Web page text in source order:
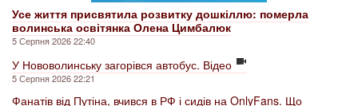
Усе життя присвятила розвитку дошкіллю: померла
волинська освітянка Олена Цимбалюк
5 Серпня 2026 22:40
У Нововолинську загорівся автобус. Відео
5 Серпня 2026 22:21
Фанатів від Путіна, вчився в РФ і сидів на OnlyFans. Що